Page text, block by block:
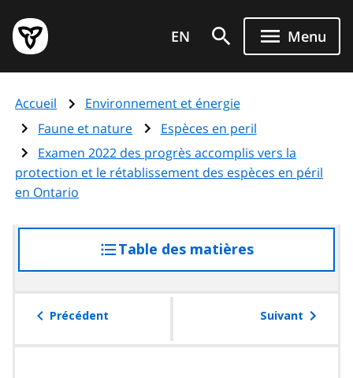
au
contenu
principal
Page
d'accueil
de
l'Ontario
EN Menu
Accueil
Environnement et énergie
Faune et nature
Espèces en peril
Examen 2022 des progrès accomplis vers la
protection et le rétablissement des espèces en péril
en Ontario
Table des matières
à
table
Précédent Suivant